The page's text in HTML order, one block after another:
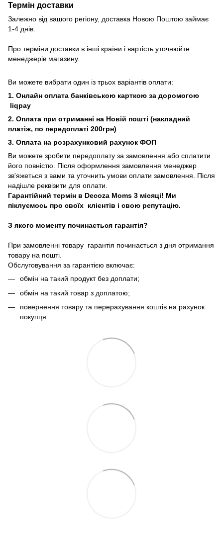
Термін доставки
Залежно від вашого регіону, доставка Новою Поштою займає
1-4 днів.
Про терміни доставки в інші країни і вартість уточнюйте
менеджерів магазину.
Ви можете вибрати один із трьох варіантів оплати:
1. Онлайн оплата банківською карткою за доромогою
liqpay
2. Оплата при отриманні на Новій пошті (накладний
платіж, по передоплаті 200грн)
3. Оплата на розрахунковий рахунок ФОП
Ви можете зробити передоплату за замовлення або сплатити
його повністю. Після оформлення замовлення менеджер
зв'яжеться з вами та уточнить умови оплати замовлення. Після
надішле реквізити для оплати.
Гарантійний термін в Decoza Moms 3 місяці! Ми
піклуємось про своїх клієнтів і свою репутацію.
З якого моменту починається гарантія?
При замовленні товару гарантія починається з дня отримання
товару на пошті.
Обслуговування за гарантією включає:
обмін на такий продукт без доплати;
обмін на такий товар з доплатою;
повернення товару та перерахування коштів на рахунок
покупця.